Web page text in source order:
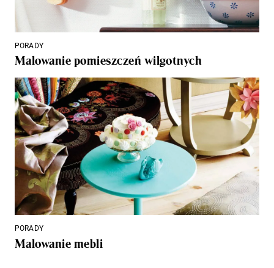
PORADY
Malowanie pomieszczeń wilgotnych
PORADY
Malowanie mebli